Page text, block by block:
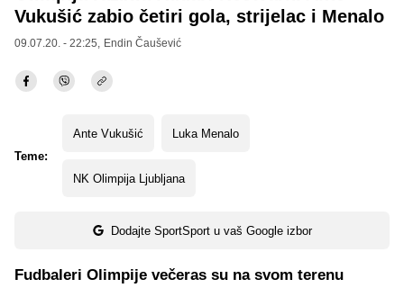
Vukušić zabio četiri gola, strijelac i Menalo
09.07.20. - 22:25, Endin Čaušević
Teme:
Ante Vukušić Luka Menalo
NK Olimpija Ljubljana
Dodajte SportSport u vaš Google izbor
Fudbaleri Olimpije večeras su na svom terenu